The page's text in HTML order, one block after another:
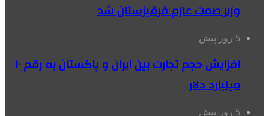
وزیر صمت عازم قرقیزستان شد
5 روز پیش
افزایش حجم تجارت بین ایران و پاکستان به رقم ۱۰
میلیارد دلار
5 روز پیش